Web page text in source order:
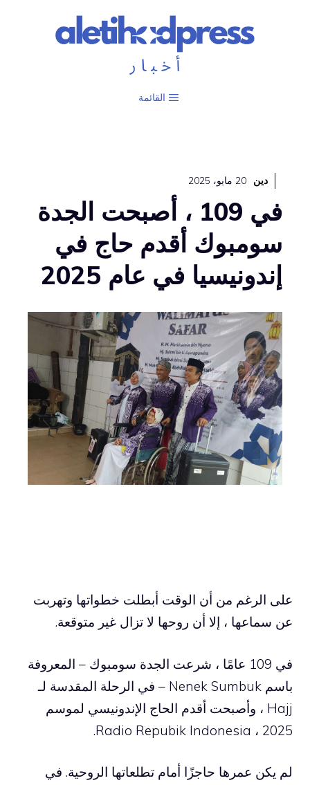
القائمة
دين 20 مايو، 2025
في 109 ، أصبحت الجدة
سومبوك أقدم حاج في
إندونيسيا في عام 2025
على الرغم من أن الوقت أبطلت خطواتها وتهربت
عن سماعها ، إلا أن روحها لا تزال غير متوقعة.
في 109 عامًا ، شرعت الجدة سومبوك – المعروفة
باسم Nenek Sumbuk – في الرحلة المقدسة لـ
Hajj ، وأصبحت أقدم الحاج الإندونيسي لموسم
2025 ، Radio Repubik Indonesia.
لم يكن عمرها حاجزًا أمام تطلعاتها الروحية. في